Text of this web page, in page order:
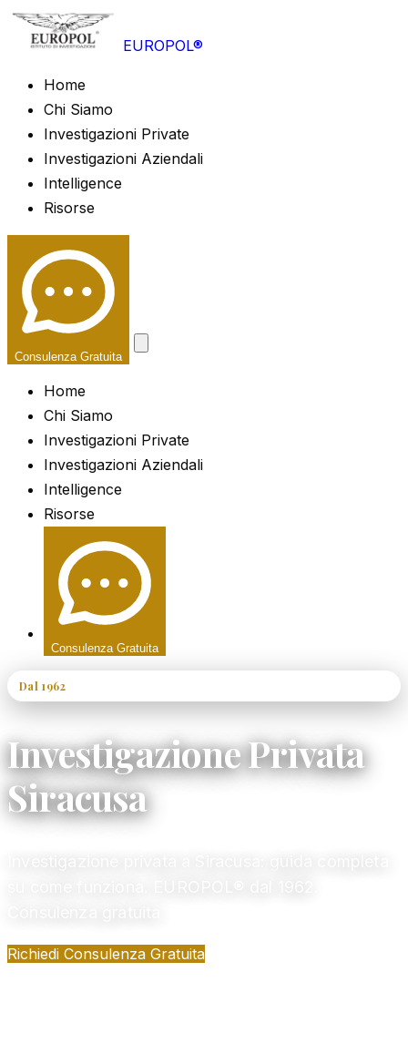
EUROPOL®
Home
Chi Siamo
Investigazioni Private
Investigazioni Aziendali
Intelligence
Risorse
Consulenza Gratuita
Home
Chi Siamo
Investigazioni Private
Investigazioni Aziendali
Intelligence
Risorse
Consulenza Gratuita
Dal 1962
Investigazione Privata
Siracusa
Richiedi Consulenza Gratuita